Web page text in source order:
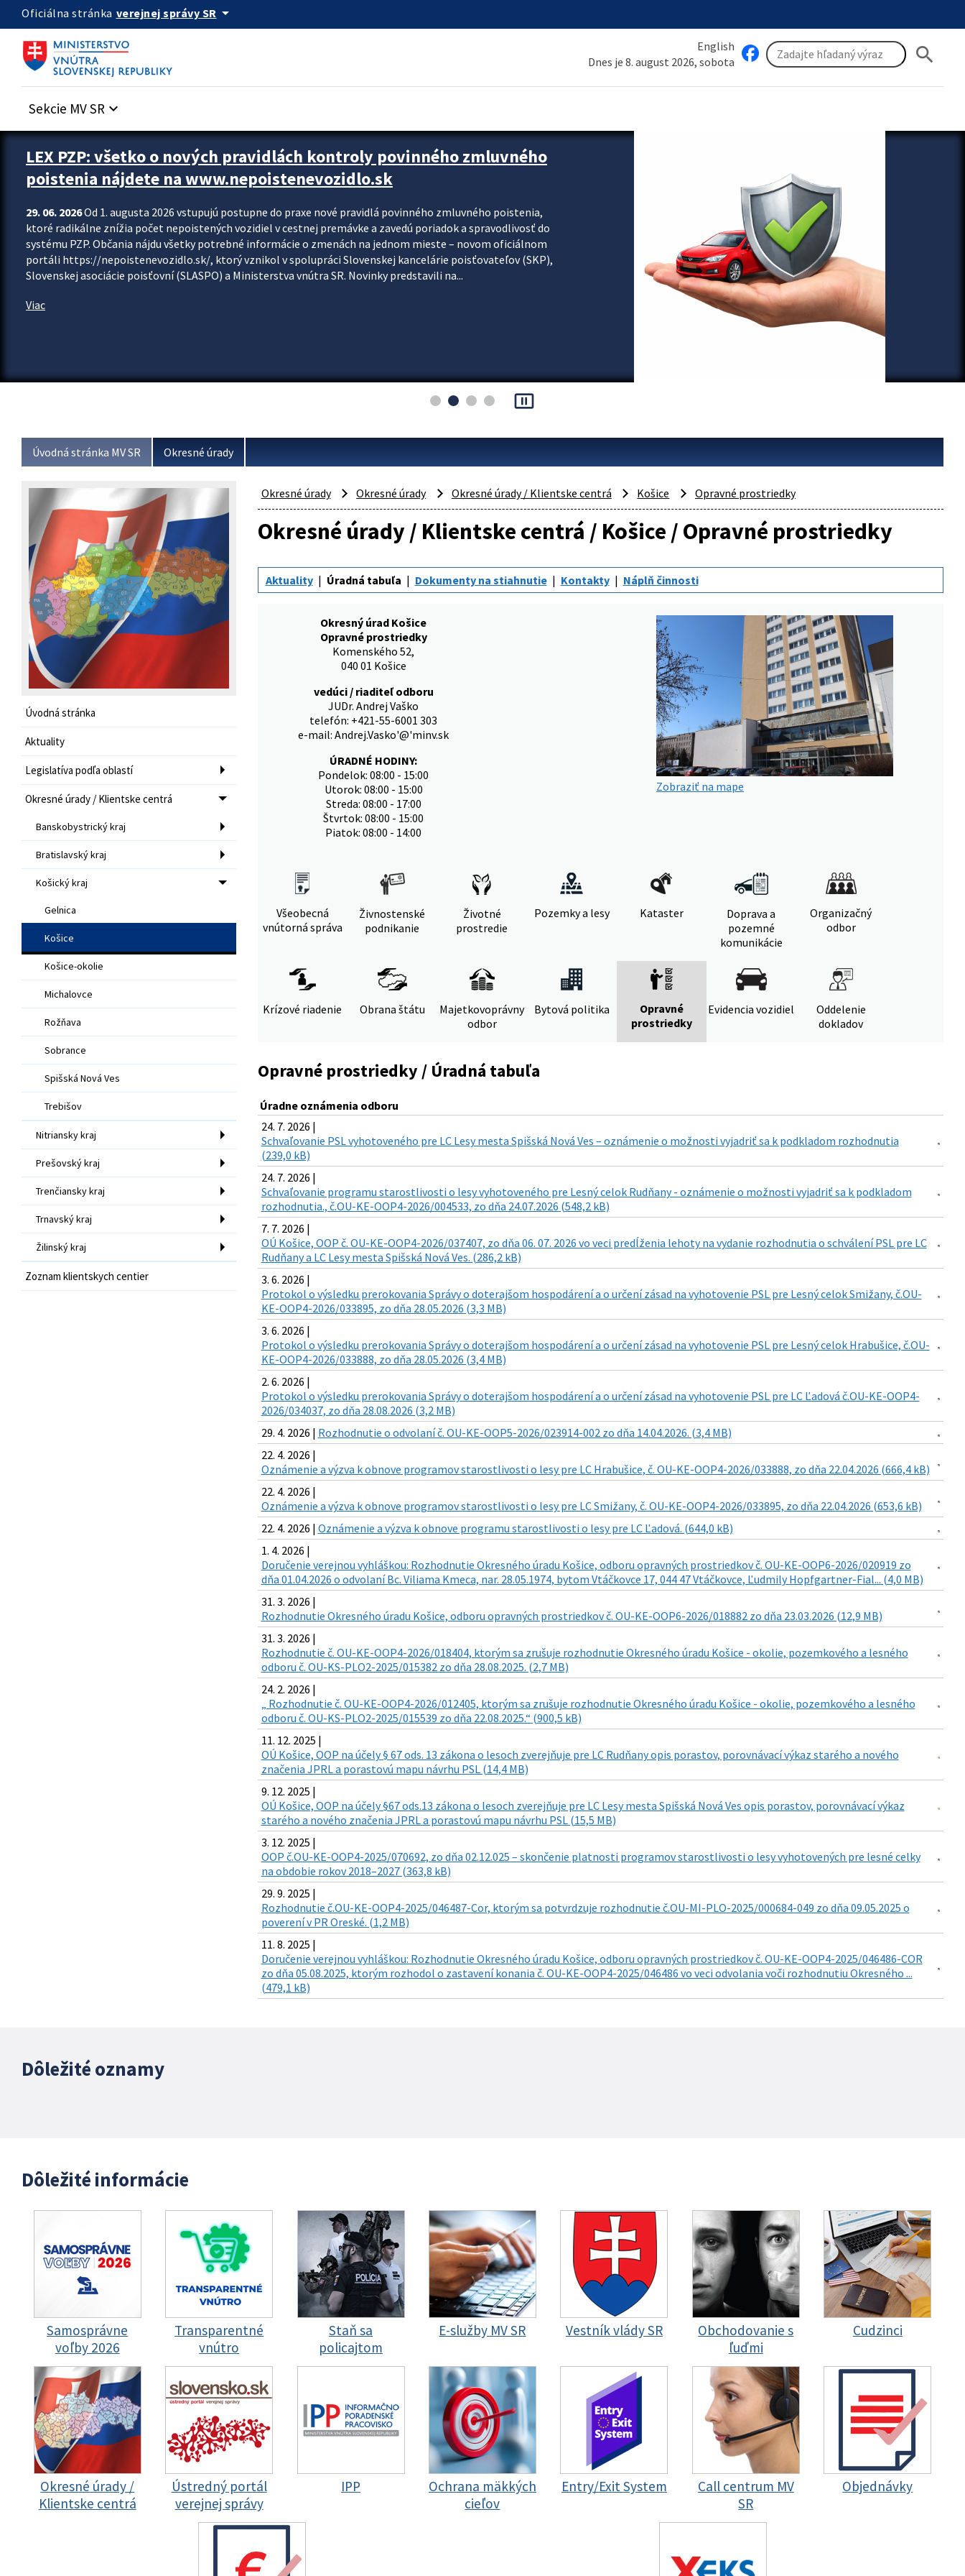
Preskocit na hlavný obsah
Oficiálna stránka verejnej správy SR arrow_drop_down
English
Dnes je 8. august 2026, sobota
search
Sekcie MV SR keyboard_arrow_down
Zastavit automatický posun upútavok
LEX PZP: všetko o nových pravidlách kontroly povinného zmluvného
poistenia nájdete na www.nepoistenevozidlo.sk
29. 06. 2026Od 1. augusta 2026 vstupujú postupne do praxe nové pravidlá povinného zmluvného poistenia,
ktoré radikálne znížia počet nepoistených vozidiel v cestnej premávke a zavedú poriadok a spravodlivosť do
systému PZP. Občania nájdu všetky potrebné informácie o zmenách na jednom mieste – novom oficiálnom
portáli https://nepoistenevozidlo.sk/, ktorý vznikol v spolupráci Slovenskej kancelárie poisťovateľov (SKP),
Slovenskej asociácie poisťovní (SLASPO) a Ministerstva vnútra SR. Novinky predstavili na...
Viac
pause_presentation
Úvodná stránka MV SR Okresné úrady
Úvodná stránka
Aktuality
Legislatíva podľa oblastí
Okresné úrady / Klientske centrá
Banskobystrický kraj
Bratislavský kraj
Košický kraj
Gelnica
Košice
Košice-okolie
Michalovce
Rožňava
Sobrance
Spišská Nová Ves
Trebišov
Nitriansky kraj
Prešovský kraj
Trenčiansky kraj
Trnavský kraj
Žilinský kraj
Zoznam klientskych centier
Okresné úrady Okresné úrady Okresné úrady / Klientske centrá Košice Opravné prostriedky
Okresné úrady / Klientske centrá / Košice / Opravné prostriedky
Aktuality Úradná tabuľa Dokumenty na stiahnutie Kontakty Náplň činnosti
Okresný úrad Košice
Opravné prostriedky
Komenského 52,
040 01 Košice
vedúci / riaditeľ odboru
JUDr. Andrej Vaško
telefón: +421-55-6001 303
e-mail: Andrej.Vasko'@'minv.sk
ÚRADNÉ HODINY:
Pondelok: 08:00 - 15:00
Utorok: 08:00 - 15:00
Streda: 08:00 - 17:00
Štvrtok: 08:00 - 15:00
Piatok: 08:00 - 14:00
Zobraziť na mape
Všeobecná
vnútorná správa
Živnostenské
podnikanie
Životné
prostredie
Pozemky a lesy Kataster
Doprava a
pozemné
komunikácie
Organizačný
odbor
Krízové riadenie Obrana štátu
Majetkovoprávny
odbor
Bytová politika
Opravné
prostriedky
Evidencia vozidiel
Oddelenie
dokladov
Opravné prostriedky / Úradná tabuľa
Úradne oznámenia odboru
24. 7. 2026 |
Schvaľovanie PSL vyhotoveného pre LC Lesy mesta Spišská Nová Ves – oznámenie o možnosti vyjadriť sa k podkladom rozhodnutia
(239,0 kB)
24. 7. 2026 |
Schvaľovanie programu starostlivosti o lesy vyhotoveného pre Lesný celok Rudňany - oznámenie o možnosti vyjadriť sa k podkladom
rozhodnutia., č.OU-KE-OOP4-2026/004533, zo dňa 24.07.2026 (548,2 kB)
7. 7. 2026 |
OÚ Košice, OOP č. OU-KE-OOP4-2026/037407, zo dňa 06. 07. 2026 vo veci predĺženia lehoty na vydanie rozhodnutia o schválení PSL pre LC
Rudňany a LC Lesy mesta Spišská Nová Ves. (286,2 kB)
3. 6. 2026 |
Protokol o výsledku prerokovania Správy o doterajšom hospodárení a o určení zásad na vyhotovenie PSL pre Lesný celok Smižany, č.OU-
KE-OOP4-2026/033895, zo dňa 28.05.2026 (3,3 MB)
3. 6. 2026 |
Protokol o výsledku prerokovania Správy o doterajšom hospodárení a o určení zásad na vyhotovenie PSL pre Lesný celok Hrabušice, č.OU-
KE-OOP4-2026/033888, zo dňa 28.05.2026 (3,4 MB)
2. 6. 2026 |
Protokol o výsledku prerokovania Správy o doterajšom hospodárení a o určení zásad na vyhotovenie PSL pre LC Ľadová č.OU-KE-OOP4-
2026/034037, zo dňa 28.08.2026 (3,2 MB)
29. 4. 2026 | Rozhodnutie o odvolaní č. OU-KE-OOP5-2026/023914-002 zo dňa 14.04.2026. (3,4 MB)
22. 4. 2026 |
Oznámenie a výzva k obnove programov starostlivosti o lesy pre LC Hrabušice, č. OU-KE-OOP4-2026/033888, zo dňa 22.04.2026 (666,4 kB)
22. 4. 2026 |
Oznámenie a výzva k obnove programov starostlivosti o lesy pre LC Smižany, č. OU-KE-OOP4-2026/033895, zo dňa 22.04.2026 (653,6 kB)
22. 4. 2026 | Oznámenie a výzva k obnove programu starostlivosti o lesy pre LC Ľadová. (644,0 kB)
1. 4. 2026 |
Doručenie verejnou vyhláškou: Rozhodnutie Okresného úradu Košice, odboru opravných prostriedkov č. OU-KE-OOP6-2026/020919 zo
dňa 01.04.2026 o odvolaní Bc. Viliama Kmeca, nar. 28.05.1974, bytom Vtáčkovce 17, 044 47 Vtáčkovce, Ľudmily Hopfgartner-Fial... (4,0 MB)
31. 3. 2026 |
Rozhodnutie Okresného úradu Košice, odboru opravných prostriedkov č. OU-KE-OOP6-2026/018882 zo dňa 23.03.2026 (12,9 MB)
31. 3. 2026 |
Rozhodnutie č. OU-KE-OOP4-2026/018404, ktorým sa zrušuje rozhodnutie Okresného úradu Košice - okolie, pozemkového a lesného
odboru č. OU-KS-PLO2-2025/015382 zo dňa 28.08.2025. (2,7 MB)
24. 2. 2026 |
„ Rozhodnutie č. OU-KE-OOP4-2026/012405, ktorým sa zrušuje rozhodnutie Okresného úradu Košice - okolie, pozemkového a lesného
odboru č. OU-KS-PLO2-2025/015539 zo dňa 22.08.2025.“ (900,5 kB)
11. 12. 2025 |
OÚ Košice, OOP na účely § 67 ods. 13 zákona o lesoch zverejňuje pre LC Rudňany opis porastov, porovnávací výkaz starého a nového
značenia JPRL a porastovú mapu návrhu PSL (14,4 MB)
9. 12. 2025 |
OÚ Košice, OOP na účely §67 ods.13 zákona o lesoch zverejňuje pre LC Lesy mesta Spišská Nová Ves opis porastov, porovnávací výkaz
starého a nového značenia JPRL a porastovú mapu návrhu PSL (15,5 MB)
3. 12. 2025 |
OOP č.OU-KE-OOP4-2025/070692, zo dňa 02.12.025 – skončenie platnosti programov starostlivosti o lesy vyhotovených pre lesné celky
na obdobie rokov 2018–2027 (363,8 kB)
29. 9. 2025 |
Rozhodnutie č.OU-KE-OOP4-2025/046487-Cor, ktorým sa potvrdzuje rozhodnutie č.OU-MI-PLO-2025/000684-049 zo dňa 09.05.2025 o
poverení v PR Oreské. (1,2 MB)
11. 8. 2025 |
Doručenie verejnou vyhláškou: Rozhodnutie Okresného úradu Košice, odboru opravných prostriedkov č. OU-KE-OOP4-2025/046486-COR
zo dňa 05.08.2025, ktorým rozhodol o zastavení konania č. OU-KE-OOP4-2025/046486 vo veci odvolania voči rozhodnutiu Okresného ...
(479,1 kB)
Dôležité oznamy
Dôležité informácie
Samosprávne
voľby 2026
Transparentné
vnútro
Staň sa
policajtom
E-služby MV SR Vestník vlády SR
Obchodovanie s
ľuďmi
Cudzinci
Okresné úrady /
Klientske centrá
Ústredný portál
verejnej správy
IPP
Ochrana mäkkých
cieľov
Entry/Exit System
Call centrum MV
SR
Objednávky